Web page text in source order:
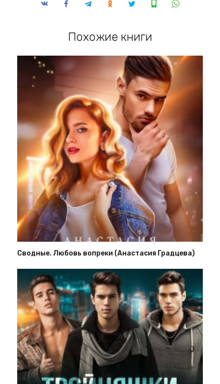
Похожие книги
Сводные. Любовь вопреки (Анастасия Градцева)